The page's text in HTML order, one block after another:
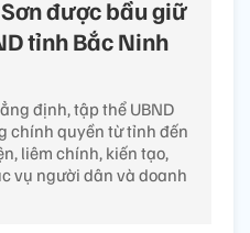
được bầu giữ
tỉnh Bắc Ninh
định, tập thể UBND
chính quyền từ tỉnh đến
liêm chính, kiến tạo,
vụ người dân và doanh